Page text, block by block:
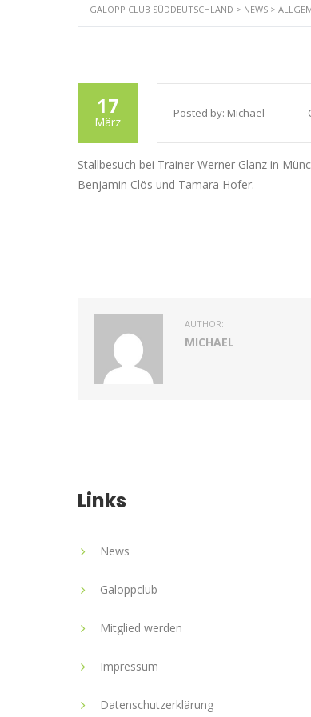
GALOPP CLUB SÜDDEUTSCHLAND > NEWS >
17
März
Posted by: Michael
Stallbesuch bei Trainer Werner Glanz in
Benjamin Clös und Tamara Hofer.
AUTHOR:
MICHAEL
Links
News
Galoppclub
Mitglied werden
Impressum
Datenschutzerklärung